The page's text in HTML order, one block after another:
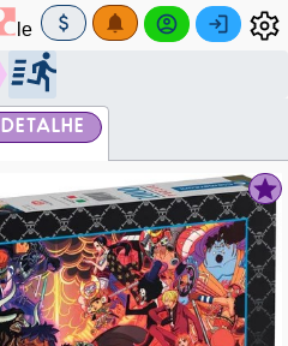
DETALHE